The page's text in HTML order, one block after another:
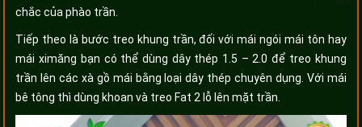
chắc của phào trần.
Tiếp theo là bước treo khung trần, đối với mái ngói mái tôn hay
mái ximăng bạn có thể dùng dây thép 1.5 – 2.0 để treo khung
trần lên các xà gồ mái bằng loại dây thép chuyên dụng. Với mái
bê tông thì dùng khoan và treo Fat 2 lỗ lên mặt trần.